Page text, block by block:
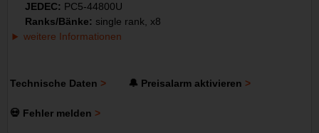
JEDEC: PC5-44800U
Ranks/Bänke: single rank, x8
weitere Informationen
Technische Daten 🔔 Preisalarm aktivieren
💀 Fehler melden